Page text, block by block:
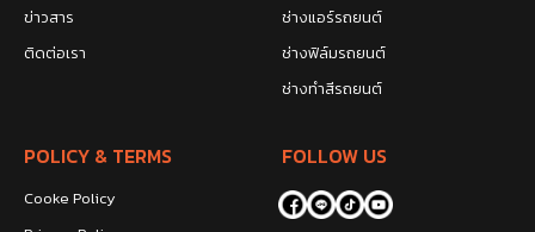
ข่าวสาร
ติดต่อเรา
ช่างแอร์รถยนต์
ช่างฟิล์มรถยนต์
ช่างทำสีรถยนต์
POLICY & TERMS
Cooke Policy
FOLLOW US